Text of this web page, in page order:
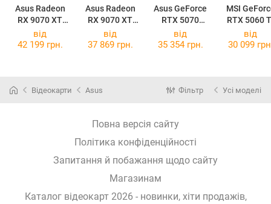
Asus Radeon
RX 9070 XT
TUF Gaming
OC 16GB
Asus Radeon
RX 9070 XT
Prime OC 16GB
Asus GeForce
RTX 5070
Prime OC White
MSI
RTX 5060
16G
2X OC
від
42 199 грн.
від
37 869 грн.
від
35 354 грн.
від
30 099
Відеокарти Asus Фільтр Усі моделі
Повна версія сайту
Політика конфіденційності
Запитання й побажання щодо сайту
Магазинам
Каталог відеокарт 2026 - новинки, хіти продажів,